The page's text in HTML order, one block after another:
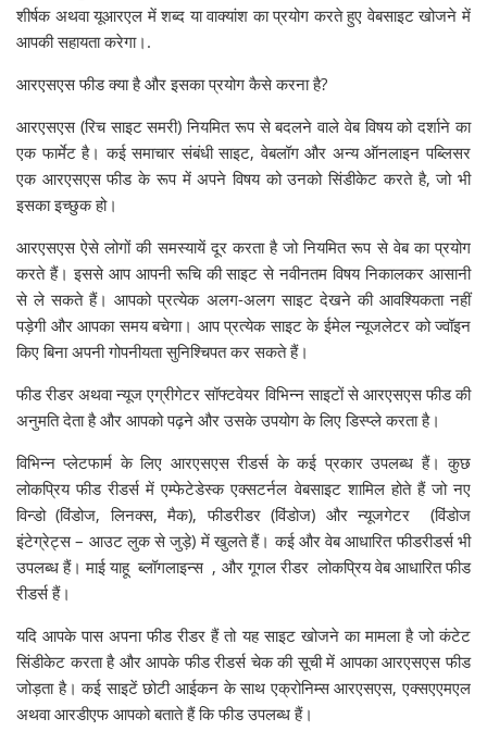
शीर्षक अथवा यूआरएल में शब्द या वाक्यांश का प्रयोग करते हुए वेबसाइट खोजने में
आपकी सहायता करेगा।.
आरएसएस फीड क्या है और इसका प्रयोग कैसे करना है?
आरएसएस (रिच साइट समरी) नियमित रूप से बदलने वाले वेब विषय को दर्शाने का
एक फार्मेट है। कई समाचार संबंधी साइट, वेबलॉग और अन्य ऑनलाइन पब्लिसर
एक आरएसएस फीड के रूप में अपने विषय को उनको सिंडीकेट करते है, जो भी
इसका इच्छुक हो।
आरएसएस ऐसे लोगों की समस्यायें दूर करता है जो नियमित रूप से वेब का प्रयोग
करते हैं। इससे आप आपनी रूचि की साइट से नवीनतम विषय निकालकर आसानी
से ले सकते हैं। आपको प्रत्येक अलग-अलग साइट देखने की आवश्यिकता नहीं
पड़ेगी और आपका समय बचेगा। आप प्रत्येक साइट के ईमेल न्यूजलेटर को ज्वॉइन
किए बिना अपनी गोपनीयता सुनिश्चिपत कर सकते हैं।
फीड रीडर अथवा न्यूज एग्रीगेटर सॉफ्टवेयर विभिन्न साइटों से आरएसएस फीड की
अनुमति देता है और आपको पढ़ने और उसके उपयोग के लिए डिस्प्ले करता है।
विभिन्न प्लेटफार्म के लिए आरएसएस रीडर्स के कई प्रकार उपलब्ध हैं। कुछ
लोकप्रिय फीड रीडर्स में एम्फेटेडेस्क एक्सटर्नल वेबसाइट शामिल होते हैं जो नए
विन्डो (विंडोज, लिनक्स, मैक), फीडरीडर (विंडोज) और न्यूजगेटर (विंडोज
इंटेग्रेट्स – आउट लुक से जुड़े) में खुलते हैं। कई और वेब आधारित फीडरीडर्स भी
उपलब्ध हैं। माई याहू ब्लॉगलाइन्स , और गूगल रीडर लोकप्रिय वेब आधारित फीड
रीडर्स हैं।
यदि आपके पास अपना फीड रीडर हैं तो यह साइट खोजने का मामला है जो कंटेट
सिंडीकेट करता है और आपके फीड रीडर्स चेक की सूची में आपका आरएसएस फीड
जोड़ता है। कई साइटें छोटी आईकन के साथ एक्रोनिम्स आरएसएस, एक्सएएमएल
अथवा आरडीएफ आपको बताते हैं कि फीड उपलब्ध हैं।